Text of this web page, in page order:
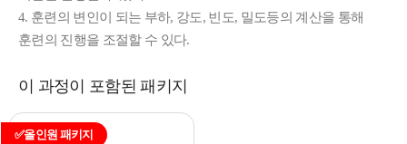
4. 훈련의 변인이 되는 부하, 강도, 빈도, 밀도등의 계산을 통해
훈련의 진행을 조절할 수 있다.
이 과정이 포함된 패키지
✅올인원 패키지